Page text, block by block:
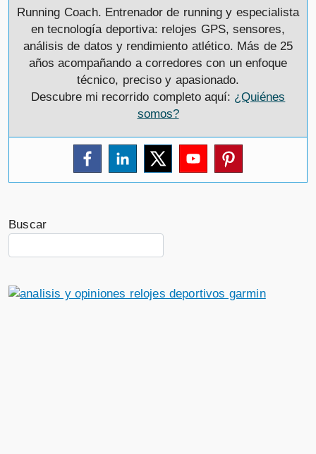
Running Coach. Entrenador de running y especialista
en tecnología deportiva: relojes GPS, sensores,
análisis de datos y rendimiento atlético. Más de 25
años acompañando a corredores con un enfoque
técnico, preciso y apasionado.
Descubre mi recorrido completo aquí: ¿Quiénes
somos?
Buscar